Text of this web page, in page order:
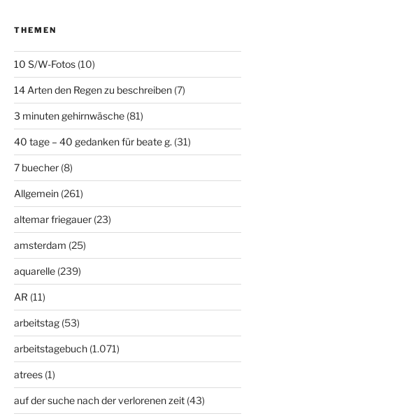
THEMEN
10 S/W-Fotos(10)
14 Arten den Regen zu beschreiben(7)
3 minuten gehirnwäsche(81)
40 tage – 40 gedanken für beate g. (31)
7 buecher(8)
Allgemein(261)
altemar friegauer(23)
amsterdam (25)
aquarelle(239)
AR (11)
arbeitstag(53)
arbeitstagebuch(1.071)
atrees(1)
auf der suche nach der verlorenen zeit(43)